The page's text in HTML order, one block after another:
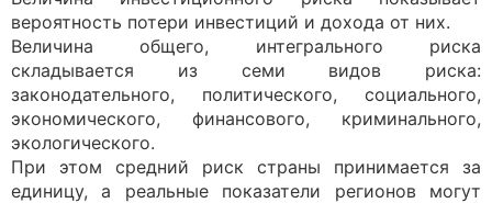
вероятность потери инвестиций и дохода от них.
Величина общего, интегрального риска
складывается из семи видов риска:
законодательного, политического, социального,
экономического, финансового, криминального,
экологического.
При этом средний риск страны принимается за
единицу, а реальные показатели регионов могут